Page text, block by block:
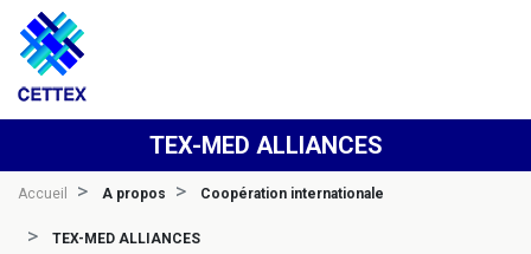
TEX-MED ALLIANCES
Accueil A propos Coopération internationale
TEX-MED ALLIANCES